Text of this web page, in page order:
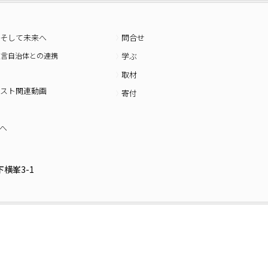
して未来へ
自治体との連携
ト関連動画
問合せ
学ぶ
取材
寄付
横峯3-1